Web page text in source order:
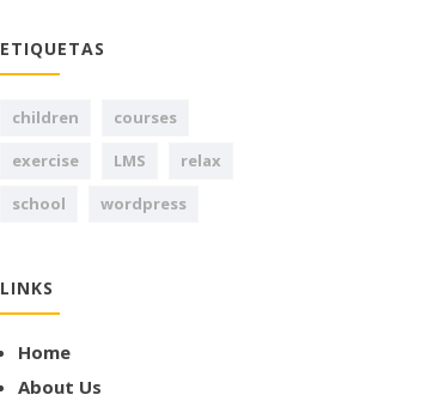
ETIQUETAS
children
courses
exercise
LMS
relax
school
wordpress
LINKS
Home
About Us